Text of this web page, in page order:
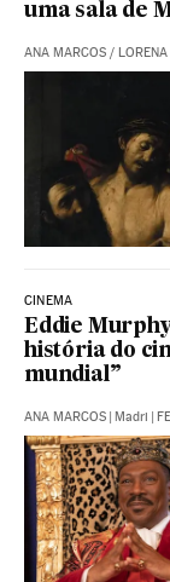
uma sala de
ANA MARCOS /
CINEMA
Eddie
história do
mundial”
ANA MARCOS Madri